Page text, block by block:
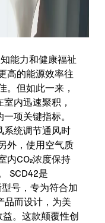
能力和健康福祉
高的能源效率往
。但如此一来，
内迅速聚积，
项关键指标。
系统调节通风时
外，使用空气质
内CO₂浓度保持
SCD42是
号，专为符合加
品而设计，为美
。这款颠覆性创